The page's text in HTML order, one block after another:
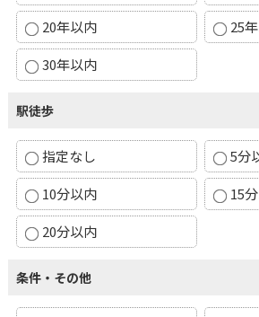
20年以内
25
30年以内
駅徒歩
指定なし
5分
10分以内
15
20分以内
条件・その他